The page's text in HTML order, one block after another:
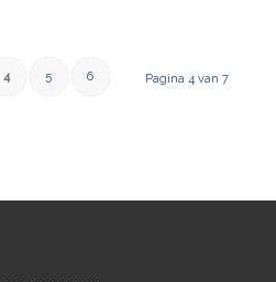
Pagina 4 van 7
4 5 6